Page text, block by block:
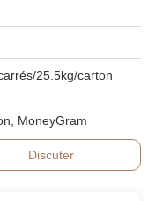
25.5kg/carton
MoneyGram
Discuter